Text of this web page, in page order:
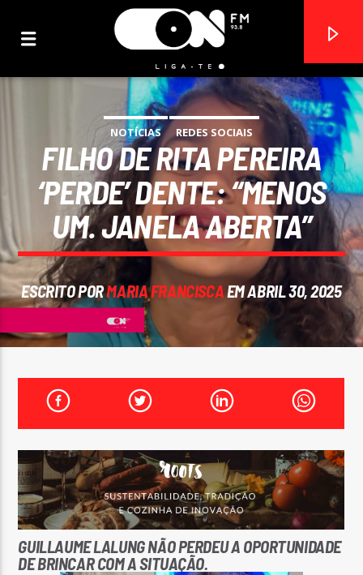
ON FM
LIGA-TE
FAIXA ATUAL
ON FM
NOTÍCIAS REDES SOCIAIS
FILHO DE RITA PEREIRA
‘PERDE’ DENTE: “MENOS
UM. JANELA ABERTA”
ESCRITO PORMARIA FRANCISCAEM ABRIL 30, 2025
GUILLAUME LALUNG NÃO PERDEU A OPORTUNIDADE
DE BRINCAR COM A SITUAÇÃO.